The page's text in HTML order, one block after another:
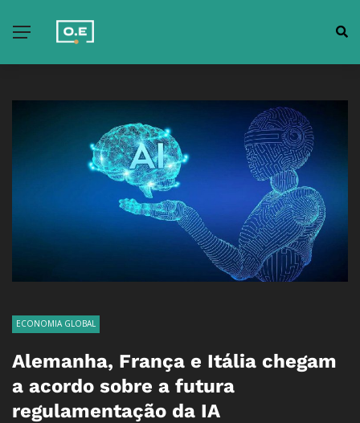
ECONOMIA GLOBAL
Alemanha, França e Itália chegam
a acordo sobre a futura
regulamentação da IA